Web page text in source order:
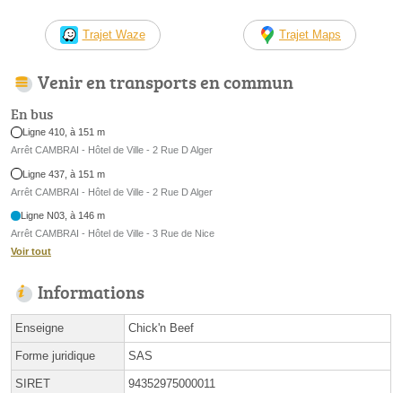
Trajet Waze Trajet Maps
Venir en transports en commun
En bus
Ligne 410, à 151 m
Arrêt CAMBRAI - Hôtel de Ville - 2 Rue D Alger
Ligne 437, à 151 m
Arrêt CAMBRAI - Hôtel de Ville - 2 Rue D Alger
Ligne N03, à 146 m
Arrêt CAMBRAI - Hôtel de Ville - 3 Rue de Nice
Voir tout
Informations
Enseigne Chick'n Beef
Forme juridique SAS
SIRET 94352975000011